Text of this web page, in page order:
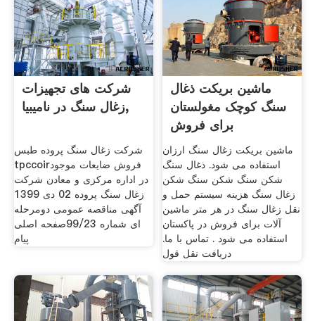
شرکت های تجهیزات
زغال سنگ در نامیبیا,
شرکت زغال سنگ پروده طبس
tpccoirفروش ضایعات موجود
در اداره مرکزی و معادن شرکت
زغال سنگ پروده 02 دی 1399
آگهی مناقصه عمومی دومرحله
ای شماره 99/23صفحه اصلی
پیام
ماشین بریکت ذغال
سنگ کوچک مغولستان
برای فروش
ماشین بریکت زغال سنگ ارزان
استفاده می شود. ذغال سنگ
شکن سنگ شکن سنگ شکن
زغال سنگ هزینه سیستم حمل و
نقل زغال سنگ در هر متر ماشین
آلات برای فروش در پاکستان
استفاده می شود . تماس با ما.
دریافت نقل قول